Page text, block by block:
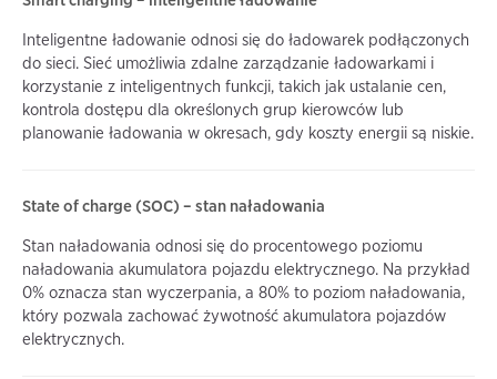
Inteligentne ładowanie odnosi się do ładowarek podłączonych
do sieci. Sieć umożliwia zdalne zarządzanie ładowarkami i
korzystanie z inteligentnych funkcji, takich jak ustalanie cen,
kontrola dostępu dla określonych grup kierowców lub
planowanie ładowania w okresach, gdy koszty energii są niskie.
State of charge (SOC) – stan naładowania
Stan naładowania odnosi się do procentowego poziomu
naładowania akumulatora pojazdu elektrycznego. Na przykład
0% oznacza stan wyczerpania, a 80% to poziom naładowania,
który pozwala zachować żywotność akumulatora pojazdów
elektrycznych.